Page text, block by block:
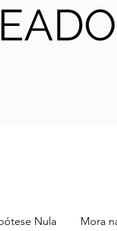
Nula Mora